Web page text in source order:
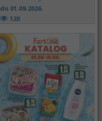
do 01.09.2026.
120